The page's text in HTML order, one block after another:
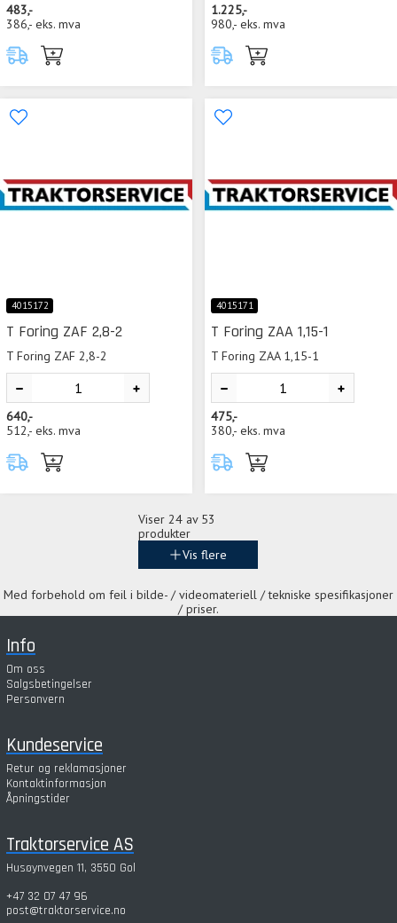
483,-
386,- eks. mva
1.225,-
980,- eks. mva
4015172
T Foring ZAF 2,8-2
T Foring ZAF 2,8-2
640,-
512,- eks. mva
4015171
T Foring ZAA 1,15-1
T Foring ZAA 1,15-1
475,-
380,- eks. mva
Viser 24 av 53
produkter
Vis flere
Med forbehold om feil i bilde- / videomateriell / tekniske spesifikasjoner
/ priser.
Info
Om oss
Salgsbetingelser
Personvern
Kundeservice
Retur og reklamasjoner
Kontaktinformasjon
Åpningstider
Traktorservice AS
Husøynvegen 11, 3550 Gol
+47 32 07 47 96
post@traktorservice.no